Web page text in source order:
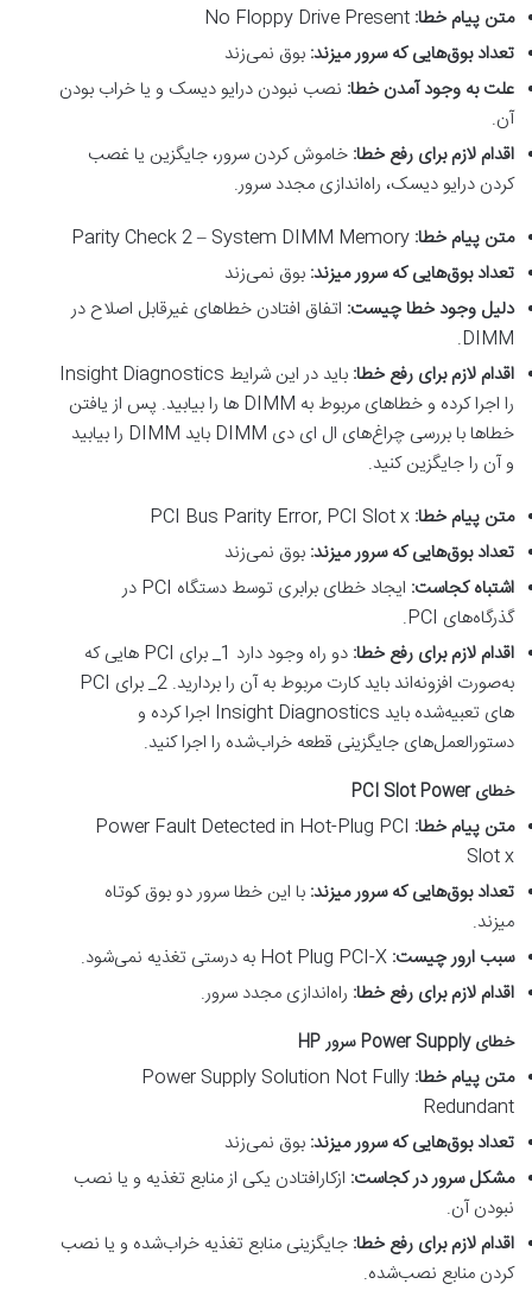
متن پیام خطا:
تعداد بوق‌هایی که سرور میزند: بوق نمی‌زند
علت به وجود آمدن خطا: نصب نبودن درایو دیسک و یا خراب بودن
آن.
اقدام لازم برای رفع خطا: خاموش کردن سرور، جایگزین یا غصب
کردن درایو دیسک، راه‌اندازی مجدد سرور.
متن پیام خطا:
تعداد بوق‌هایی که سرور میزند: بوق نمی‌زند
دلیل وجود خطا چیست: اتفاق افتادن خطاهای غیرقابل اصلاح در
DIMM.
اقدام لازم برای رفع خطا:
باید در این شرایط Insight Diagnostics
را اجرا کرده و خطاهای مربوط به DIMM ها را بیابید. پس از یافتن
خطاها با بررسی چراغ‌های ال ای دی DIMM باید DIMM را بیابید
و آن را جایگزین کنید.
متن پیام خطا:
تعداد بوق‌هایی که سرور میزند: بوق نمی‌زند
اشتباه کجاست:
ایجاد خطای برابری توسط دستگاه PCI در
گذرگاه‌های PCI.
اقدام لازم برای رفع خطا:
دو راه وجود دارد 1_ برای PCI هایی که
به‌صورت افزونه‌اند باید کارت مربوط به آن را بردارید. 2_ برای PCI
های تعبیه‌شده باید Insight Diagnostics اجرا کرده و
دستورالعمل‌های جایگزینی قطعه خراب‌شده را اجرا کنید.
خطایPCI Slot Power
متن پیام خطا:
Power Fault Detected in Hot-Plug PCI
Slot x
تعداد بوق‌هایی که سرور میزند: با این خطا سرور دو بوق کوتاه
میزند.
سبب ارور چیست:
اقدام لازم برای رفع خطا: راه‌اندازی مجدد سرور.
خطایPower Supply سرورHP
متن پیام خطا:
Power Supply Solution Not Fully
Redundant
تعداد بوق‌هایی که سرور میزند: بوق نمی‌زند
مشکل سرور در کجاست: ازکارافتادن یکی از منابع تغذیه و یا نصب
نبودن آن.
اقدام لازم برای رفع خطا: جایگزینی منابع تغذیه خراب‌شده و یا نصب
کردن منابع نصب‌شده.